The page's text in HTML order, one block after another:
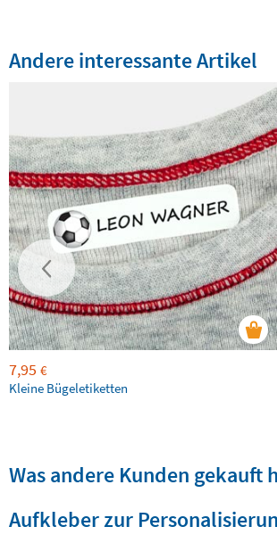
Andere interessante Artikel
7,95 €
Kleine Bügeletiketten
Was andere Kunden gekauft
Aufkleber zur